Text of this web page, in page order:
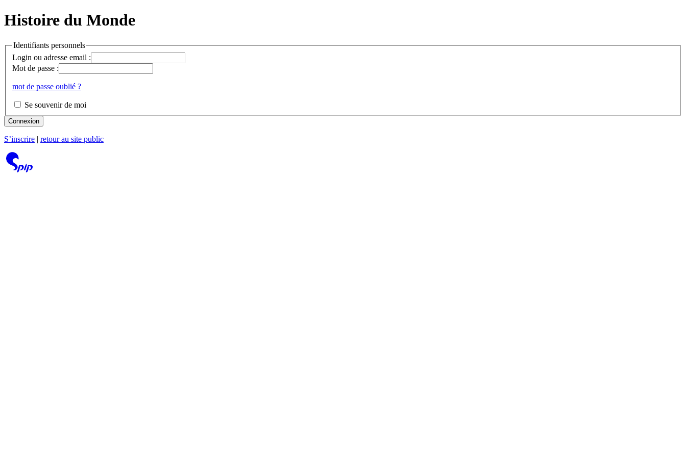
Histoire du Monde
Identifiants personnels
Login ou adresse email :
Mot de passe :
mot de passe oublié ?
Se souvenir de moi
Connexion
S’inscrire retour au site public